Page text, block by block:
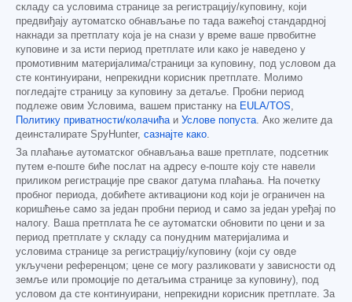
складу са условима странице за регистрацију/куповину, који
предвиђају аутоматско обнављање по тада важећој стандардној
накнади за претплату која је на снази у време ваше првобитне
куповине и за исти период претплате или како је наведено у
промотивним материјалима/страници за куповину, под условом да
сте континуирани, непрекидни корисник претплате. Молимо
погледајте страницу за куповину за детаље. Пробни период
подлеже овим Условима, вашем пристанку на EULA/TOS,
Политику приватности/колачићаи Услове попуста. Ако желите да
деинсталирате SpyHunter, сазнајте како.
За плаћање аутоматског обнављања ваше претплате, подсетник
путем е-поште биће послат на адресу е-поште коју сте навели
приликом регистрације пре сваког датума плаћања. На почетку
пробног периода, добићете активациони код који је ограничен на
коришћење само за један пробни период и само за један уређај по
налогу. Ваша претплата ће се аутоматски обновити по цени и за
период претплате у складу са понудним материјалима и
условима странице за регистрацију/куповину (који су овде
укључени референцом; цене се могу разликовати у зависности од
земље или промоције по детаљима странице за куповину), под
условом да сте континуирани, непрекидни корисник претплате. За